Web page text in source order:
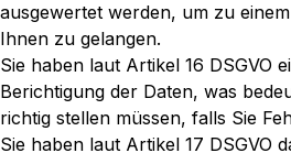
ausgewertet werden, um zu
Ihnen zu gelangen.
Sie haben laut Artikel 16 DSGVO
Berichtigung der Daten, was
richtig stellen müssen, falls Sie
Sie haben laut Artikel 17 DSGVO